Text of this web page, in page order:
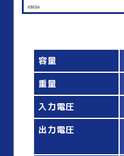
容量
重量
入力電圧
出力電圧